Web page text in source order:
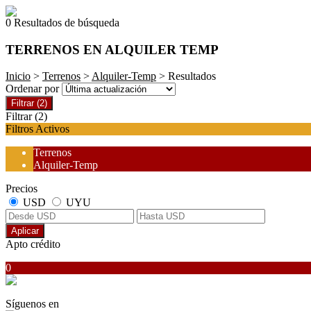
0 Resultados de búsqueda
TERRENOS EN ALQUILER TEMP
Inicio > Terrenos >Alquiler-Temp > Resultados
Ordenar por
Filtrar (2)
Filtrar (2)
Filtros Activos
Terrenos
Alquiler-Temp
Precios
USD
UYU
Aplicar
Apto crédito
0
Síguenos en